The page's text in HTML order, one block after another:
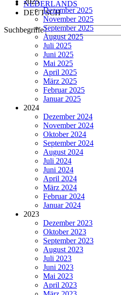
NEDERLANDS
DEUTSCH
Suchbegriffe
Dezember 2025
November 2025
September 2025
August 2025
Juli 2025
Juni 2025
Mai 2025
April 2025
März 2025
Februar 2025
Januar 2025
2024
Dezember 2024
November 2024
Oktober 2024
September 2024
August 2024
Juli 2024
Juni 2024
April 2024
März 2024
Februar 2024
Januar 2024
2023
Dezember 2023
Oktober 2023
September 2023
August 2023
Juli 2023
Juni 2023
Mai 2023
April 2023